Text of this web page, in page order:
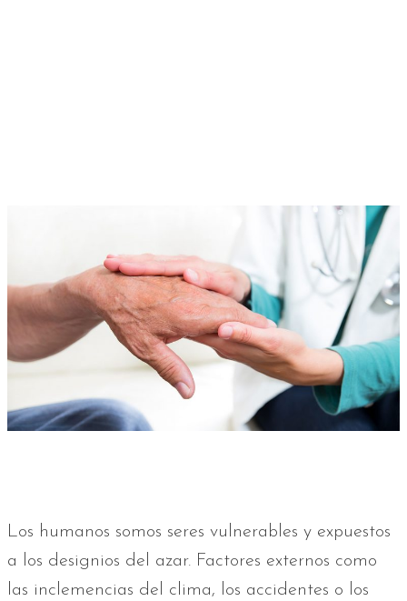
Los humanos somos seres vulnerables y expuestos
a los designios del azar. Factores externos como
las inclemencias del clima, los accidentes o los